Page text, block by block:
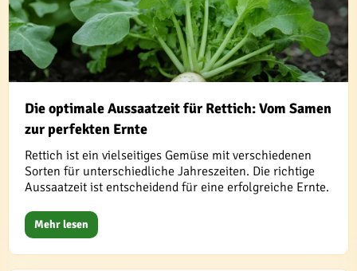
Die optimale Aussaatzeit für Rettich: Vom Samen
zur perfekten Ernte
Rettich ist ein vielseitiges Gemüse mit verschiedenen
Sorten für unterschiedliche Jahreszeiten. Die richtige
Aussaatzeit ist entscheidend für eine erfolgreiche Ernte.
Mehr lesen